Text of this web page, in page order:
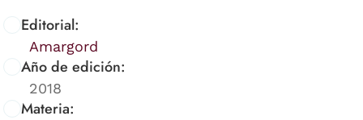
Editorial:
Amargord
Año de edición:
2018
Materia: